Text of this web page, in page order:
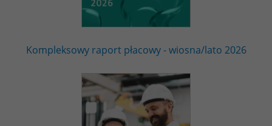
Kompleksowy raport płacowy - wiosna/lato 2026